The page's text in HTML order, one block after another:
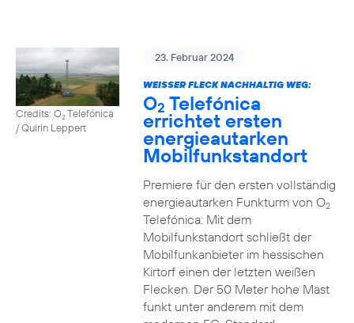
Credits: O2Telefónica
/ Quirin Leppert
23. Februar 2024
WEISSER FLECK NACHHALTIG WEG:
O2 Telefónica
errichtet ersten
energieautarken
Mobilfunkstandort
Premiere für den ersten vollständig
energieautarken Funkturm von O2
Telefónica: Mit dem
Mobilfunkstandort schließt der
Mobilfunkanbieter im hessischen
Kirtorf einen der letzten weißen
Flecken. Der 50 Meter hohe Mast
funkt unter anderem mit dem